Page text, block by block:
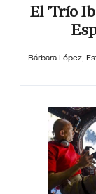
El 'Trío
Bárbara López,